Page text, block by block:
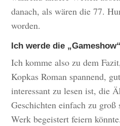
danach, als wären die 77.
worden.
Ich werde die
Ich komme also zu dem
Kopkas Roman spannend,
interessant zu lesen ist, die
Geschichten einfach zu groß
Werk begeistert feiern